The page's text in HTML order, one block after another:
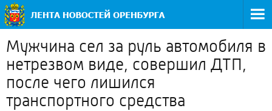
Мужчина сел за руль автомобиля в
нетрезвом виде, совершил ДТП,
после чего лишился
транспортного средства